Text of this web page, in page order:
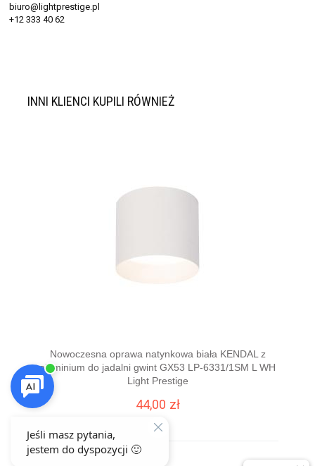
biuro@lightprestige.pl
+12 333 40 62
INNI KLIENCI KUPILI RÓWNIEŻ
Nowoczesna oprawa natynkowa biała KENDAL z
aluminium do jadalni gwint GX53 LP-6331/1SM L WH
Light Prestige
44,00 zł